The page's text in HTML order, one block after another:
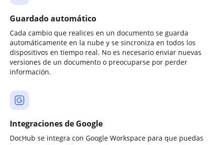
Guardado automático
Cada cambio que realices en un documento se guarda
automáticamente en la nube y se sincroniza en todos los
dispositivos en tiempo real. No es necesario enviar nuevas
versiones de un documento o preocuparse por perder
información.
Integraciones de Google
DocHub se integra con Google Workspace para que puedas